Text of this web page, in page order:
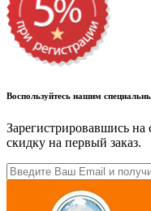
Воспользуйтесь нашим
Зарегистрировавшись
скидку на первый заказ.